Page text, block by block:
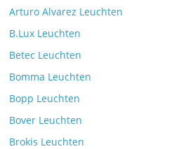
Herstellers Brokis
26. Juli 2025
Arturo Alvarez Leuchten
B.Lux Leuchten
Betec Leuchten
Bomma Leuchten
Bopp Leuchten
Bover Leuchten
Brokis Leuchten